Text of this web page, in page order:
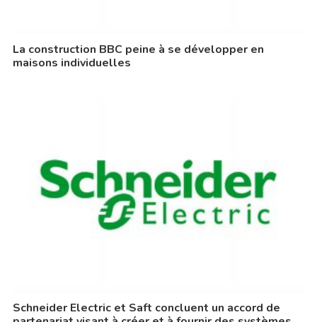
La construction BBC peine à se développer en
maisons individuelles
Schneider Electric et Saft concluent un accord de